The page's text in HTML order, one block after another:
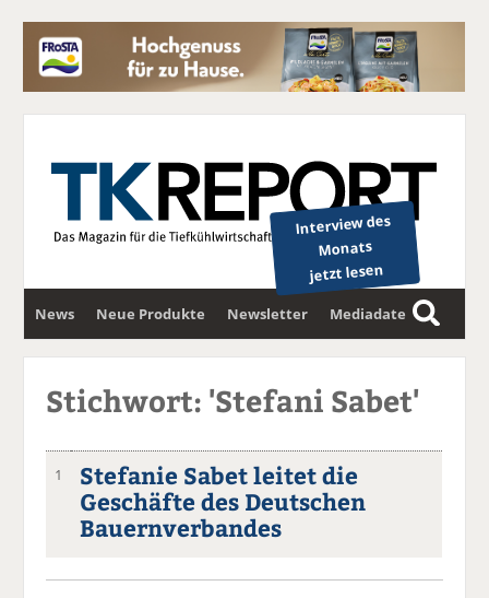
Interview des
Monats
jetzt lesen
News Neue Produkte Newsletter Mediadaten
S
u
c
h
Stichwort: 'Stefani Sabet'
1
Stefanie Sabet leitet die
Geschäfte des Deutschen
Bauernverbandes